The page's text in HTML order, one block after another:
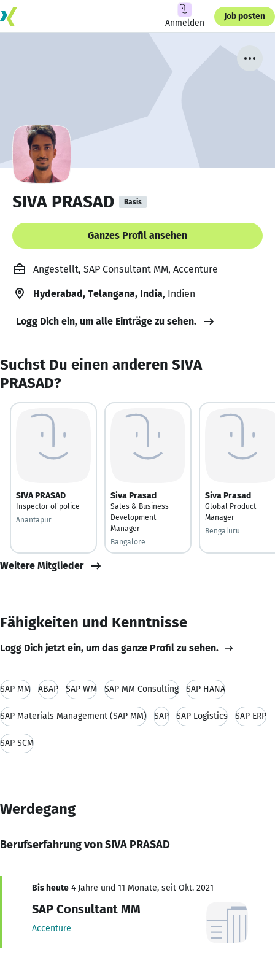
Anmelden
Job posten
SIVA PRASAD Basis
Ganzes Profil ansehen
Angestellt, SAP Consultant MM, Accenture
Hyderabad, Telangana, India, Indien
Logg Dich ein, um alle Einträge zu sehen.
Suchst Du einen anderen SIVA
PRASAD?
SIVA PRASAD
Inspector of police
Anantapur
Siva Prasad
Sales & Business
Development
Manager
Bangalore
Siva Prasad
Global Product
Manager
Bengaluru
Weitere Mitglieder
Fähigkeiten und Kenntnisse
Logg Dich jetzt ein, um das ganze Profil zu sehen.
SAP MM ABAP SAP WM SAP MM Consulting SAP HANA
SAP Materials Management (SAP MM) SAP SAP Logistics SAP ERP
SAP SCM
Werdegang
Berufserfahrung von SIVA PRASAD
Bis heute 4 Jahre und 11 Monate, seit Okt. 2021
SAP Consultant MM
Accenture